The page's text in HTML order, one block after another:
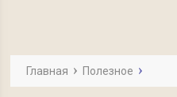
Главная Полезное